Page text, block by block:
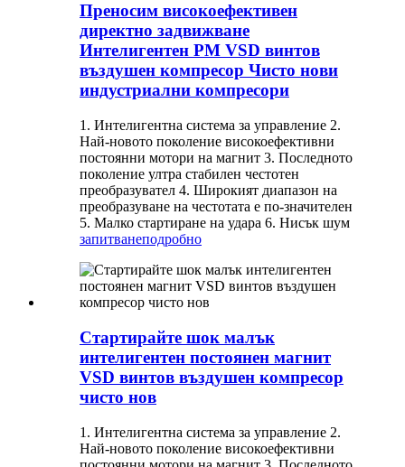
Преносим високоефективен
директно задвижване
Интелигентен PM VSD винтов
въздушен компресор Чисто нови
индустриални компресори
1. Интелигентна система за управление 2.
Най-новото поколение високоефективни
постоянни мотори на магнит 3. Последното
поколение ултра стабилен честотен
преобразувател 4. Широкият диапазон на
преобразуване на честотата е по-значителен
5. Малко стартиране на удара 6. Нисък шум
запитванеподробно
Стартирайте шок малък
интелигентен постоянен магнит
VSD винтов въздушен компресор
чисто нов
1. Интелигентна система за управление 2.
Най-новото поколение високоефективни